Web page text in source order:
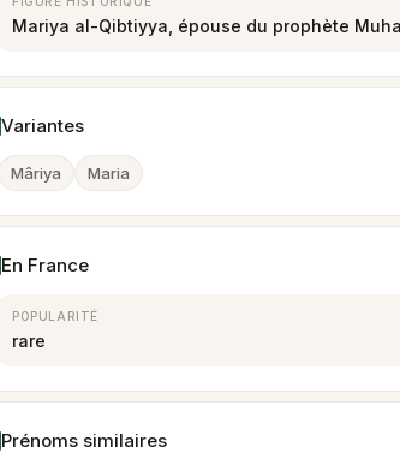
Mariya al-Qibtiyya, épouse du prophète
Variantes
Mâriya Maria
En France
POPULARITÉ
rare
Prénoms similaires